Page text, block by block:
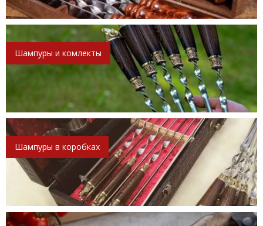
Шампуры и комлекты
Шампуры в коробках